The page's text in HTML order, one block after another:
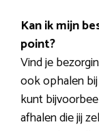
Kan ik mijn
point?
Vind je
ook ophalen
kunt
afhalen die jij